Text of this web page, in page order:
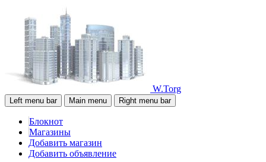
W.Torg
Left menu bar Main menu Right menu bar
Блокнот
Магазины
Добавить магазин
Добавить объявление